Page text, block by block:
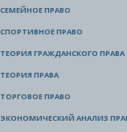
СЕМЕЙНОЕ ПРАВО
СПОРТИВНОЕ ПРАВО
ТЕОРИЯ ГРАЖДАНСКОГО ПРАВА
ТЕОРИЯ ПРАВА
ТОРГОВОЕ ПРАВО
ЭКОНОМИЧЕСКИЙ АНАЛИЗ